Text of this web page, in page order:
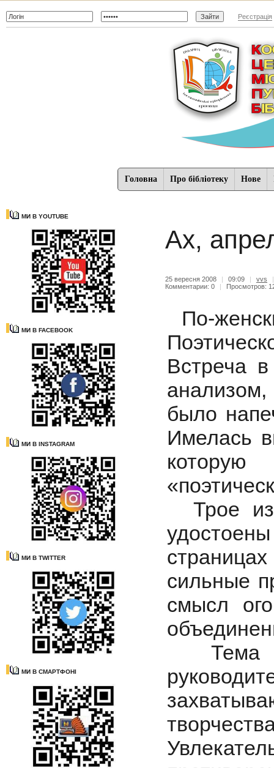
Реєстрація
Головна Про бібліотеку Нове
МИ В YOUTUBE
МИ В FACEBOOK
МИ В INSTAGRAM
МИ В TWITTER
МИ В СМАРТФОНІ
Ах,
25 вересня 2008 | 09:09 | vvs
Комментарии: 0
| Просмотров:
По-
Встреча в
было
Имелась
Трое из
сильные
смысл
Тема